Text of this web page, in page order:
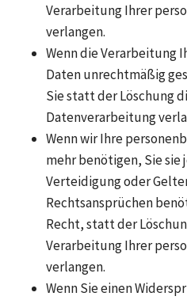
Verarbeitung Ihrer
verlangen.
Wenn die Verarbeitung
Daten unrechtmäßig
Sie statt der Löschung
Datenverarbeitung
Wenn wir Ihre
mehr benötigen, Sie sie
Verteidigung oder
Rechtsansprüchen
Recht, statt der
Verarbeitung Ihrer
verlangen.
Wenn Sie einen